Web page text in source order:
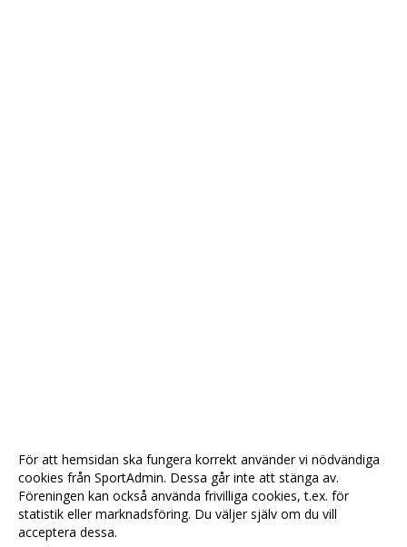
För att hemsidan ska fungera korrekt använder vi nödvändiga
cookies från SportAdmin. Dessa går inte att stänga av.
Föreningen kan också använda frivilliga cookies, t.ex. för
statistik eller marknadsföring. Du väljer själv om du vill
acceptera dessa.